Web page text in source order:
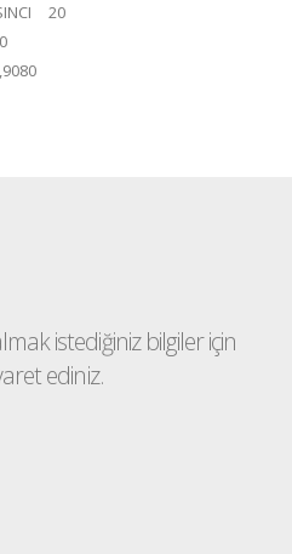
20
istediğiniz bilgiler için
ediniz.